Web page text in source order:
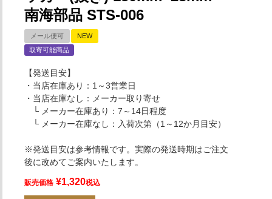
南海部品 STS-006
メール便可
NEW
取寄可能商品
【発送目安】
・当店在庫あり：1～3営業日
・当店在庫なし：メーカー取り寄せ
└ メーカー在庫あり：7～14日程度
└ メーカー在庫なし：入荷次第（1～12か月目安）
※発送目安は参考情報です。実際の発送時期はご注文
後に改めてご案内いたします。
販売価格 ¥1,320税込